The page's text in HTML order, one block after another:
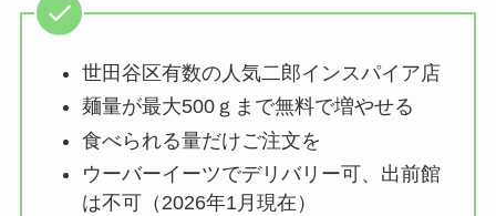
世田谷区有数の人気二郎インスパイア店
麺量が最大500ｇまで無料で増やせる
食べられる量だけご注文を
ウーバーイーツでデリバリー可、出前館
は不可（2026年1月現在）